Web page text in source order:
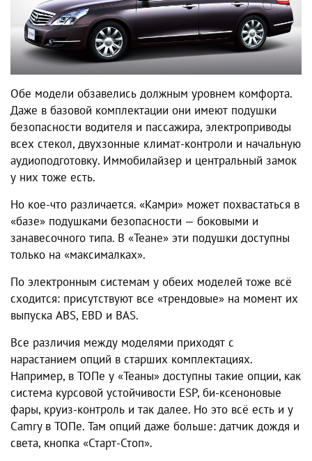
Обе модели обзавелись должным уровнем комфорта.
Даже в базовой комплектации они имеют подушки
безопасности водителя и пассажира, электроприводы
всех стекол, двухзонные климат-контроли и начальную
аудиоподготовку. Иммобилайзер и центральный замок
у них тоже есть.
Но кое-что различается. «Камри» может похвастаться в
«базе» подушками безопасности — боковыми и
занавесочного типа. В «Теане» эти подушки доступны
только на «максималках».
По электронным системам у обеих моделей тоже всё
сходится: присутствуют все «трендовые» на момент их
выпуска ABS, EBD и BAS.
Все различия между моделями приходят с
нарастанием опций в старших комплектациях.
Например, в ТОПе у «Теаны» доступны такие опции, как
система курсовой устойчивости ESP, би-ксеноновые
фары, круиз-контроль и так далее. Но это всё есть и у
Camry в ТОПе. Там опций даже больше: датчик дождя и
света, кнопка «Старт-Стоп».